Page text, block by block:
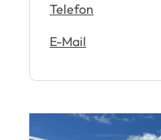
Telefon
E-Mail